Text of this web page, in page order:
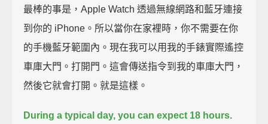
最棒的事是，Apple Watch 透過無線網路和藍牙連接
到你的 iPhone。所以當你在家裡時，你不需要在你
的手機藍牙範圍內。現在我可以用我的手錶實際遙控
車庫大門。打開門。這會傳送指令到我的車庫大門，
然後它就會打開。就是這樣。
During a typical day, you can expect 18 hours.